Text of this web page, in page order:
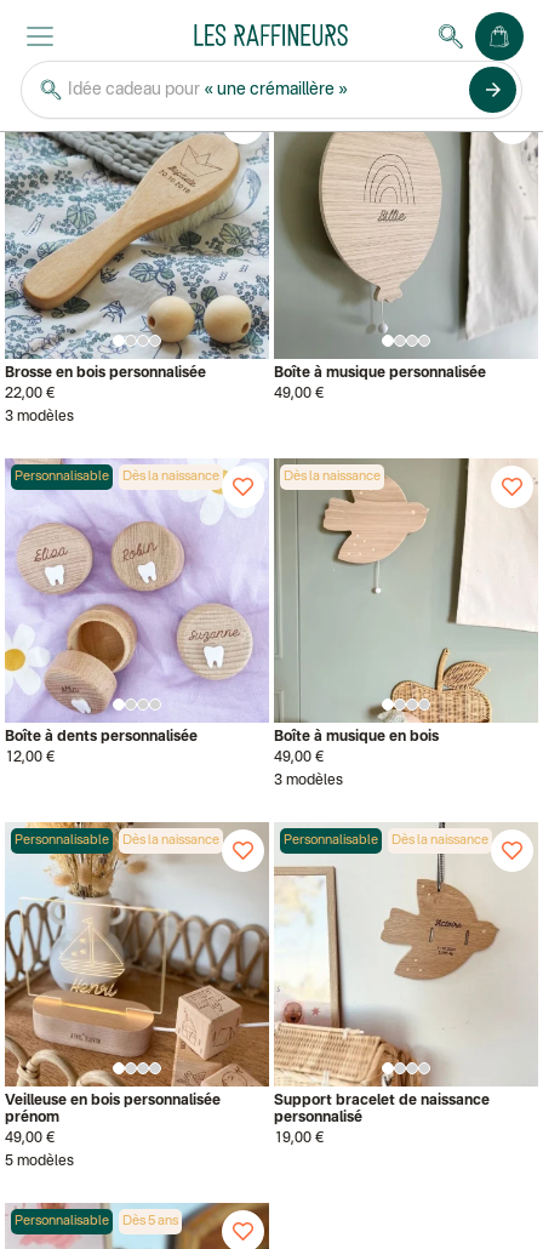
Idée cadeau pour « une crémaillère » arrow_forward
APRIL ELEVEN
Personnalisable
Brosse en bois personnalisée
22,00 €
3 modèles
Dès la naissance
Boîte à musique personnalisée
49,00 €
Dès la naissance
Personnalisable
Boîte à dents personnalisée
12,00 €
Dès la naissance
Boîte à musique en bois
49,00 €
3 modèles
Dès la naissance
Personnalisable
Veilleuse en bois personnalisée
prénom
49,00 €
5 modèles
Dès la naissance
Personnalisable
Support bracelet de naissance
personnalisé
19,00 €
Dès 5 ans
Personnalisable